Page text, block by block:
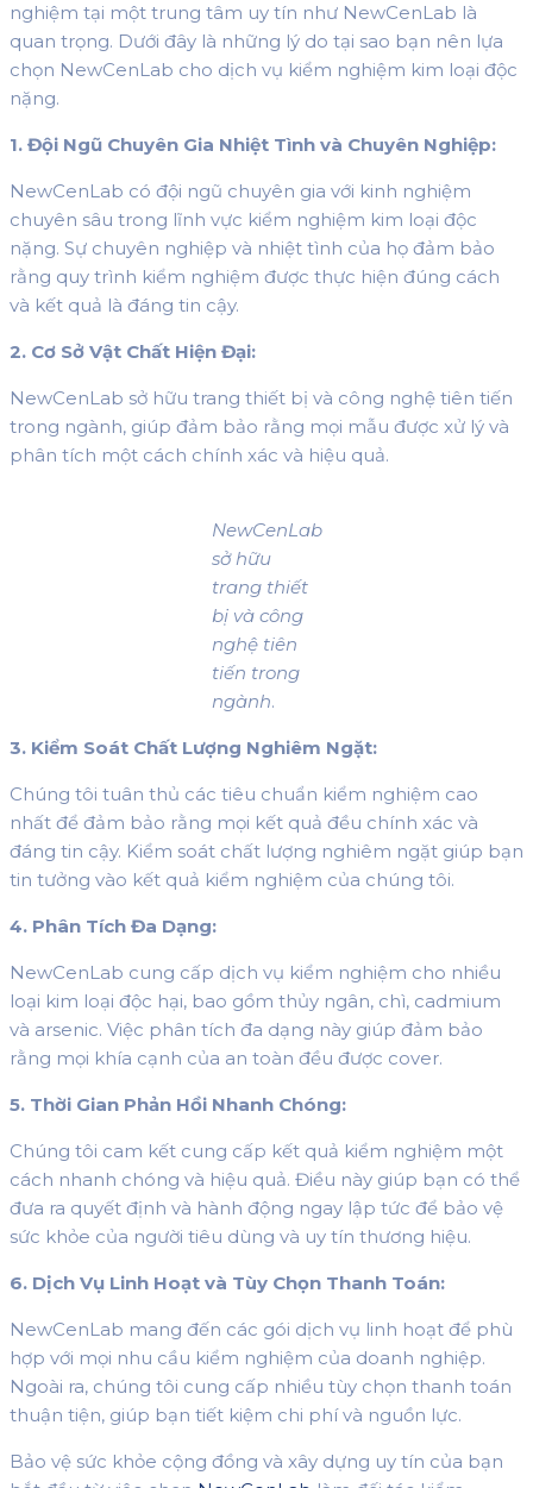
nghiệm tại một trung tâm uy tín như NewCenLab là
quan trọng. Dưới đây là những lý do tại sao bạn nên lựa
chọn NewCenLab cho dịch vụ kiểm nghiệm kim loại độc
nặng.
1. Đội Ngũ Chuyên Gia Nhiệt Tình và Chuyên Nghiệp:
NewCenLab có đội ngũ chuyên gia với kinh nghiệm
chuyên sâu trong lĩnh vực kiểm nghiệm kim loại độc
nặng. Sự chuyên nghiệp và nhiệt tình của họ đảm bảo
rằng quy trình kiểm nghiệm được thực hiện đúng cách
và kết quả là đáng tin cậy.
2. Cơ Sở Vật Chất Hiện Đại:
NewCenLab sở hữu trang thiết bị và công nghệ tiên tiến
trong ngành, giúp đảm bảo rằng mọi mẫu được xử lý và
phân tích một cách chính xác và hiệu quả.
NewCenLab
sở hữu
trang thiết
bị và công
nghệ tiên
tiến trong
ngành.
3. Kiểm Soát Chất Lượng Nghiêm Ngặt:
Chúng tôi tuân thủ các tiêu chuẩn kiểm nghiệm cao
nhất để đảm bảo rằng mọi kết quả đều chính xác và
đáng tin cậy. Kiểm soát chất lượng nghiêm ngặt giúp bạn
tin tưởng vào kết quả kiểm nghiệm của chúng tôi.
4. Phân Tích Đa Dạng:
NewCenLab cung cấp dịch vụ kiểm nghiệm cho nhiều
loại kim loại độc hại, bao gồm thủy ngân, chì, cadmium
và arsenic. Việc phân tích đa dạng này giúp đảm bảo
rằng mọi khía cạnh của an toàn đều được cover.
5. Thời Gian Phản Hồi Nhanh Chóng:
Chúng tôi cam kết cung cấp kết quả kiểm nghiệm một
cách nhanh chóng và hiệu quả. Điều này giúp bạn có thể
đưa ra quyết định và hành động ngay lập tức để bảo vệ
sức khỏe của người tiêu dùng và uy tín thương hiệu.
6. Dịch Vụ Linh Hoạt và Tùy Chọn Thanh Toán:
NewCenLab mang đến các gói dịch vụ linh hoạt để phù
hợp với mọi nhu cầu kiểm nghiệm của doanh nghiệp.
Ngoài ra, chúng tôi cung cấp nhiều tùy chọn thanh toán
thuận tiện, giúp bạn tiết kiệm chi phí và nguồn lực.
Bảo vệ sức khỏe cộng đồng và xây dựng uy tín của bạn